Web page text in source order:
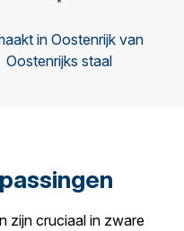
in Oostenrijk van
Oostenrijks staal
zijn cruciaal in zware